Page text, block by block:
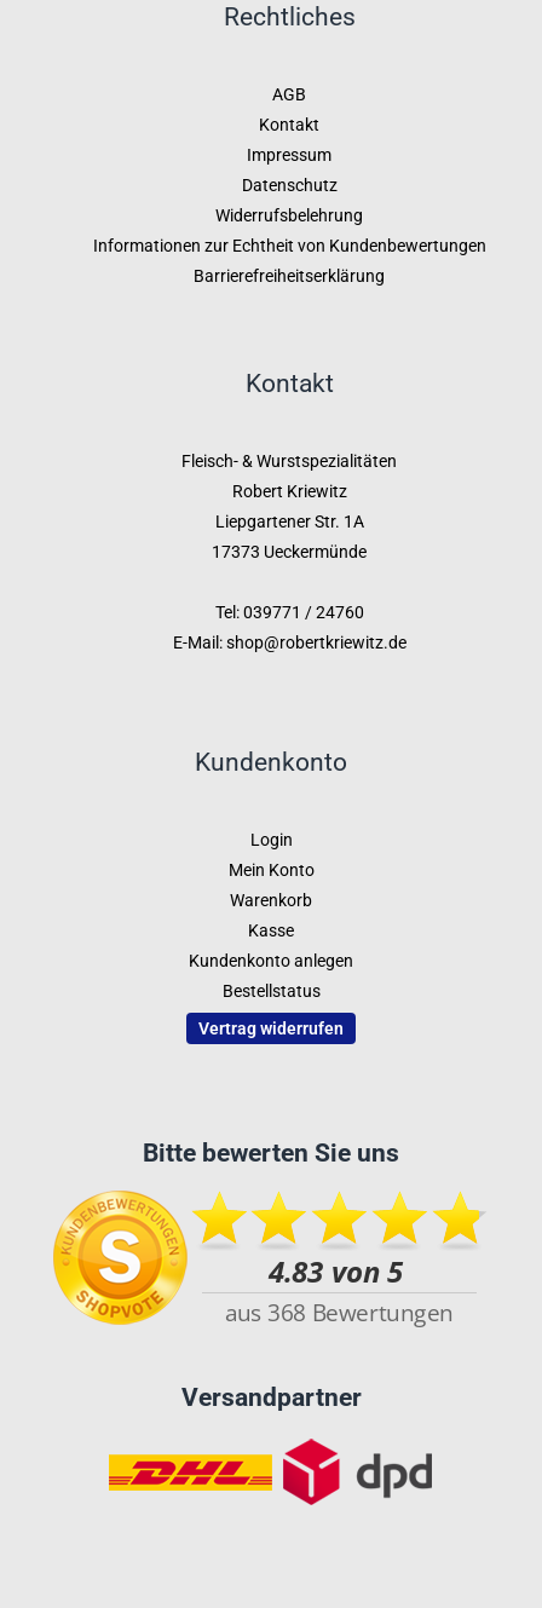
Rechtliches
AGB
Kontakt
Impressum
Datenschutz
Widerrufsbelehrung
Informationen zur Echtheit von Kundenbewertungen
Barrierefreiheitserklärung
Kontakt
Fleisch- & Wurstspezialitäten
Robert Kriewitz
Liepgartener Str. 1A
17373 Ueckermünde
Tel: 039771 / 24760
E-Mail: shop@robertkriewitz.de
Kundenkonto
Login
Mein Konto
Warenkorb
Kasse
Kundenkonto anlegen
Bestellstatus
Vertrag widerrufen
Bitte bewerten Sie uns
Versandpartner